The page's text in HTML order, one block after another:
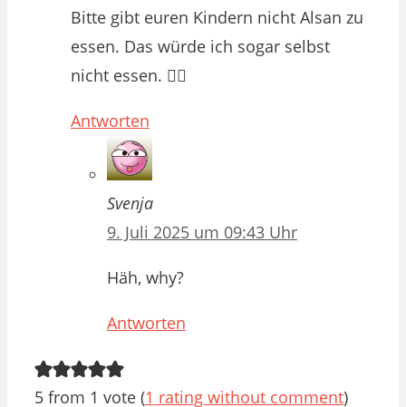
Bitte gibt euren Kindern nicht Alsan zu
essen. Das würde ich sogar selbst
nicht essen. 🤦‍♀️
Antworten
Svenja
9. Juli 2025 um 09:43 Uhr
Häh, why?
Antworten
5 from 1 vote (1 rating without comment)